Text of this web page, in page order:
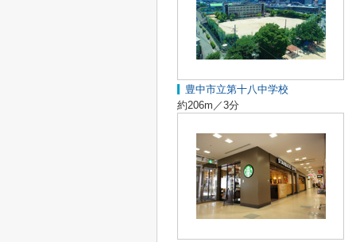
豊中市立第十八中学校
約206m／3分